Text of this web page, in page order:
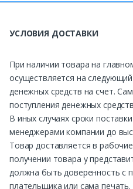
УСЛОВИЯ ДОСТАВКИ
При наличии товара на
осуществляется на
денежных средств на счет.
поступления денежных
В иных случаях сроки
менеджерами компании до
Товар доставляется в
получении товара у
должна быть доверенность с
плательщика или сама печать.